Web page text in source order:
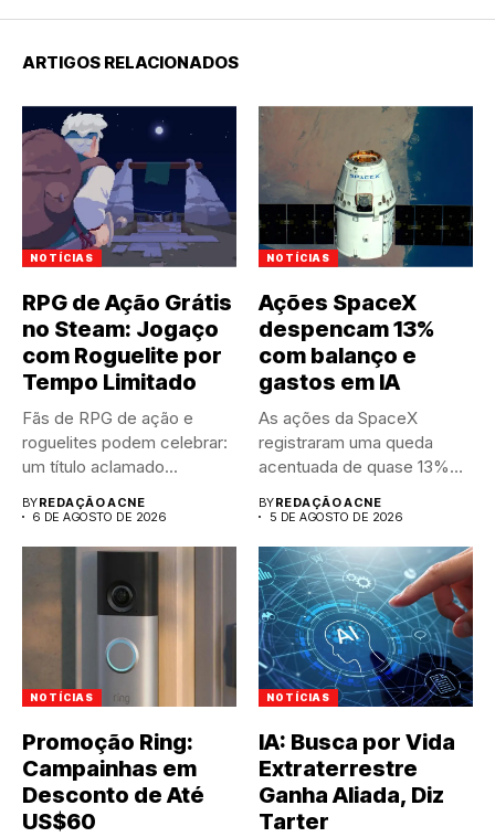
ARTIGOS RELACIONADOS
NOTÍCIAS
RPG de Ação Grátis
no Steam: Jogaço
com Roguelite por
Tempo Limitado
Fãs de RPG de ação e
roguelites podem celebrar:
um título aclamado...
BYREDAÇÃO ACNE
6 DE AGOSTO DE 2026
NOTÍCIAS
Ações SpaceX
despencam 13%
com balanço e
gastos em IA
As ações da SpaceX
registraram uma queda
acentuada de quase 13%
BYREDAÇÃO ACNE
5 DE AGOSTO DE 2026
NOTÍCIAS
Promoção Ring:
Campainhas em
Desconto de Até
US$60
NOTÍCIAS
IA: Busca por Vida
Extraterrestre
Ganha Aliada, Diz
Tarter